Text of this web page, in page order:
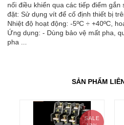
nối điều khiển qua các tiếp điểm gắn
đặt: Sử dụng vít để cố định thiết bị
Nhiệt độ hoạt động: -5ºC ÷ +40ºC,
Ứng dụng: - Dùng bảo vệ mất pha,
pha ...
SẢN PHẨM
SALE